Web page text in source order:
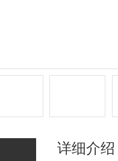
详细介绍